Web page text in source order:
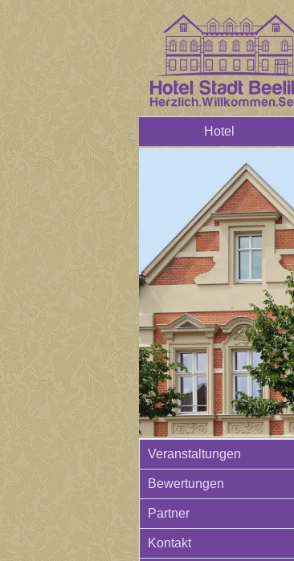
Hotel
Veranstaltungen
Bewertungen
Partner
Kontakt